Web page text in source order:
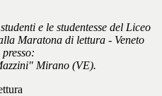
e le studentesse del Liceo
Maratona di lettura - Veneto
presso:
Mirano (VE).